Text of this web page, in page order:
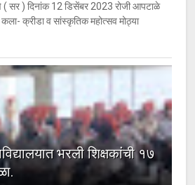
( सर ) दिनांक 12 डिसेंबर 2023 रोजी आपटाळे
क्रीडा व सांस्कृतिक महोत्सव मोठ्या
भरली शिक्षकांची १७